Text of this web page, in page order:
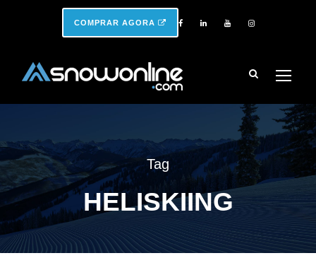
COMPRAR AGORA
Tag
HELISKIING